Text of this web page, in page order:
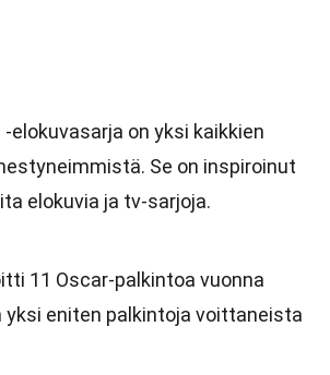
-elokuvasarja on yksi kaikkien
Se on inspiroinut
elokuvia ja tv-sarjoja.
11 Oscar-palkintoa vuonna
yksi eniten palkintoja voittaneista